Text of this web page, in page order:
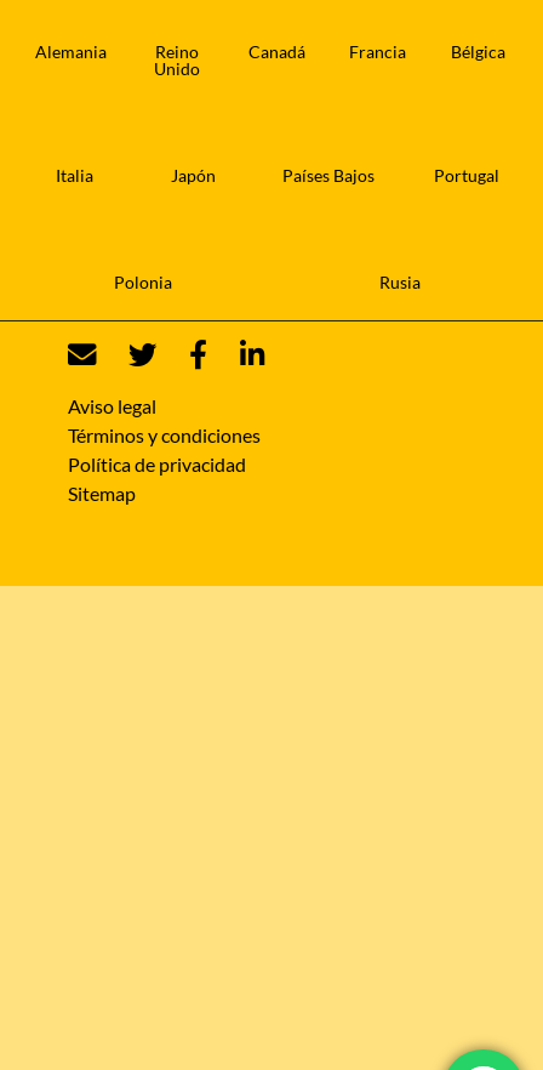
Alemania
Reino
Unido
Canadá Francia Bélgica
Italia Japón Países Bajos Portugal
Polonia Rusia
Aviso legal
Términos y condiciones
Política de privacidad
Sitemap